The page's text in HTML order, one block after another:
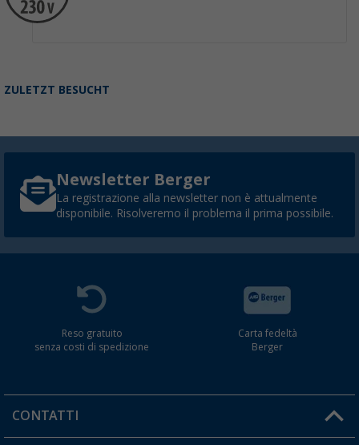
ZULETZT BESUCHT
Newsletter Berger
La registrazione alla newsletter non è attualmente
disponibile. Risolveremo il problema il prima possibile.
Reso gratuito
senza costi di spedizione
Carta fedeltà
Berger
CONTATTI